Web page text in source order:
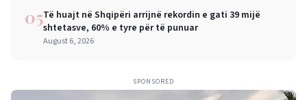
05Të huajt në Shqipëri arrijnë rekordin e gati 39 mijë
shtetasve, 60% e tyre për të punuar
August 6, 2026
SPONSORED